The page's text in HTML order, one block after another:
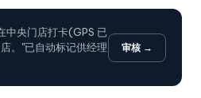
中央门店打卡(GPS 已
。"已自动标记供经理
审核 →